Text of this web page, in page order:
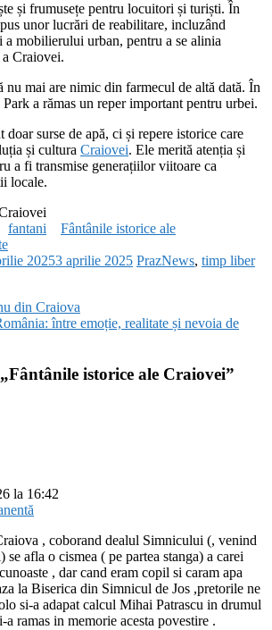
și frumusețe pentru locuitori și turiști. În
unor lucrări de reabilitare, incluzând
mobilierului urban, pentru a se alinia
Craiovei.
nu mai are nimic din farmecul de altă dată. În
a rămas un reper important pentru urbei.
doar surse de apă, ci și repere istorice care
și cultura Craiovei. Ele merită atenția și
a fi transmise generațiilor viitoare ca
locale.
fantani
Fântânile istorice ale
20253 aprilie 2025 PrazNews, timp liber
din Craiova
între emoție, realitate și nevoia de
Fântânile istorice ale Craiovei”
la 16:42
, coborand dealul Simnicului (, venind
se afla o cismea ( pe partea stanga) a carei
, dar cand eram copil si caram apa
la Biserica din Simnicul de Jos ,pretorile ne
si-a adapat calcul Mihai Patrascu in drumul
ramas in memorie acesta povestire .